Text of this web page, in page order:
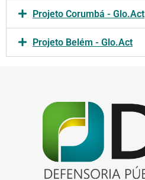
Projeto Corumbá - Glo.Act
Projeto Belém - Glo.Act